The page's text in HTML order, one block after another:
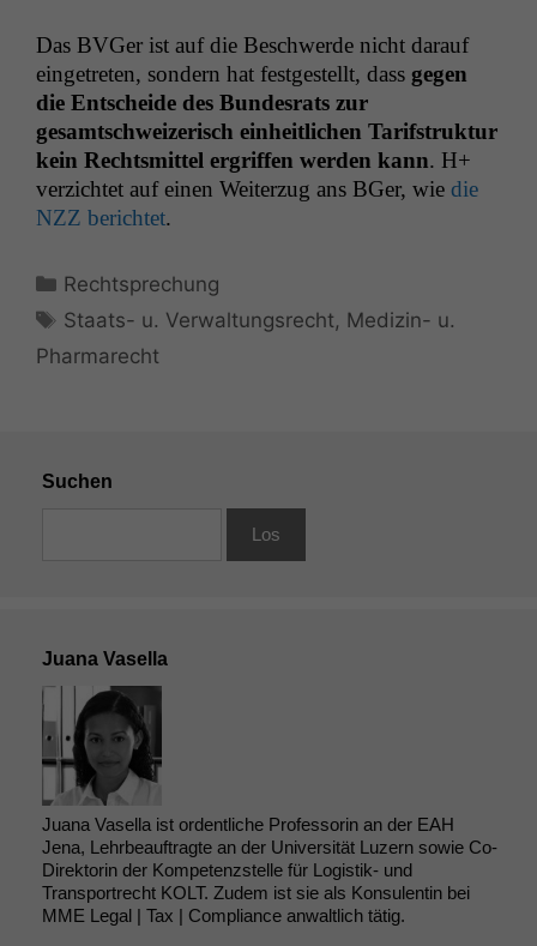
Das BVGer ist auf die Beschw­erde nicht darauf
einge­treten, son­dern hat fest­gestellt, dass gegen
die Entschei­de des Bun­desrats zur
gesamtschweiz­erisch ein­heitlichen Tar­if­struk­tur
kein Rechtsmit­tel ergrif­f­en wer­den kann. H+
verzichtet auf einen Weit­erzug ans BGer, wie die
NZZ berichtet.
Kategorien
Rechtsprechung
Schlagwörter
Staats- u. Verwaltungsrecht, Medizin- u.
Pharmarecht
Suchen
Juana Vasella
Juana Vasella ist ordentliche Professorin an der EAH
Jena, Lehrbeauftragte an der Universität Luzern sowie Co-
Direktorin der Kompetenzstelle für Logistik- und
Transportrecht KOLT. Zudem ist sie als Konsulentin bei
MME Legal | Tax | Compliance anwaltlich tätig.